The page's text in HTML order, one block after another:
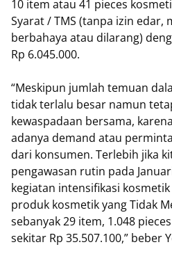
10 item atau 41 pieces
Syarat / TMS (tanpa izin edar,
berbahaya atau dilarang)
Rp 6.045.000.
“Meskipun jumlah temuan
tidak terlalu besar namun
kewaspadaan bersama,
adanya demand atau
dari konsumen. Terlebih jika
pengawasan rutin pada
kegiatan intensifikasi
produk kosmetik yang Tidak
sebanyak 29 item, 1.048
sekitar Rp 35.507.100,” beber